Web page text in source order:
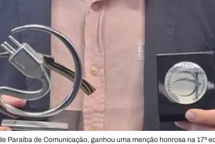
Paraíba de Comunicação, ganhou uma menção honrosa na 17ª